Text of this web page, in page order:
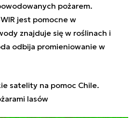
pożarem.
jest pomocne w
znajduje się w roślinach i
odbija promieniowanie w
satelity na pomoc Chile.
lasów